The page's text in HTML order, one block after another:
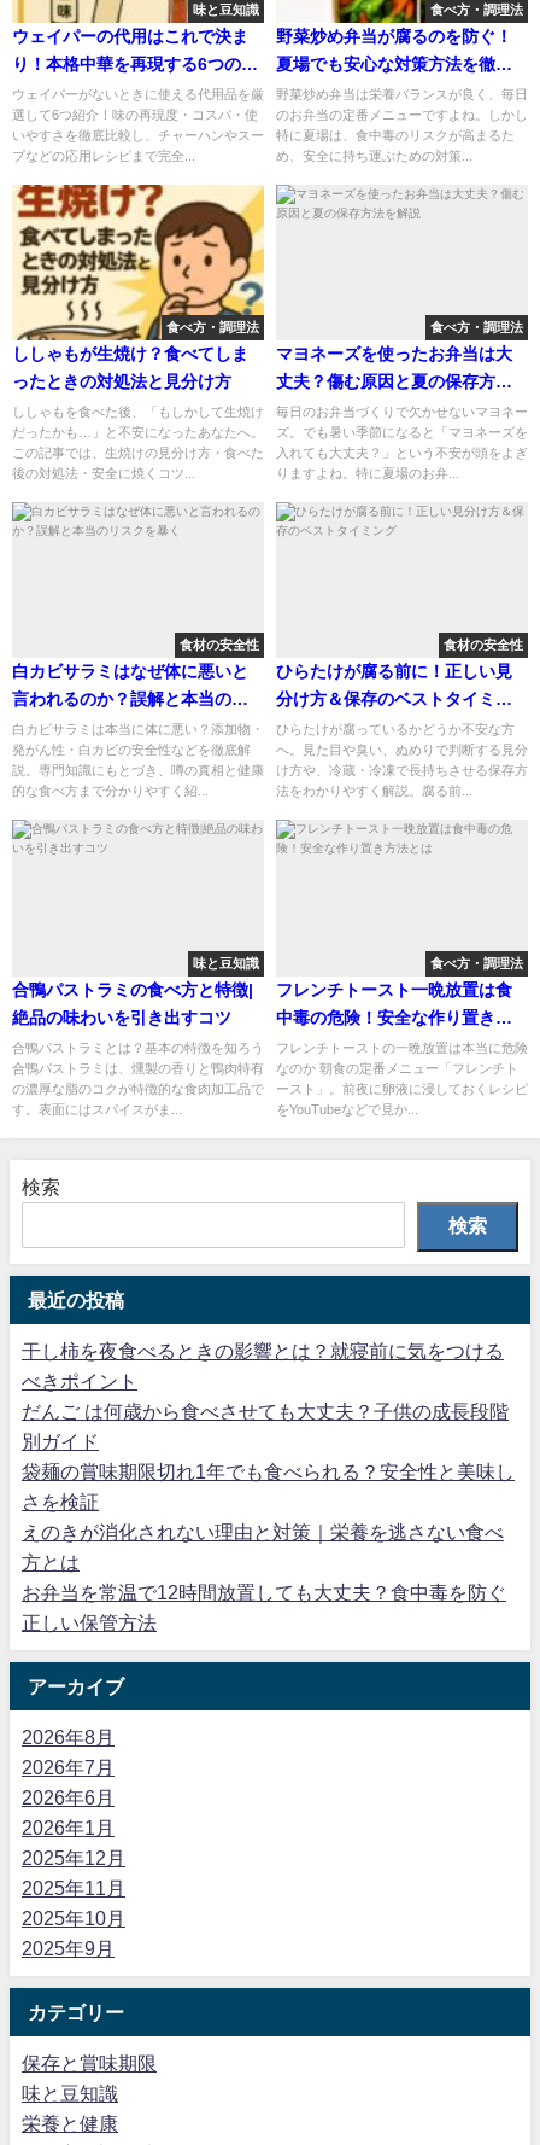
味と豆知識
ウェイパーの代用はこれで決ま
り！本格中華を再現する6つの方
法
ウェイパーがないときに使える代用品を厳
選して6つ紹介！味の再現度・コスパ・使
いやすさを徹底比較し、チャーハンやスー
プなどの応用レシピまで完全...
食べ方・調理法
野菜炒め弁当が腐るのを防ぐ！
夏場でも安心な対策方法を徹底
解説
野菜炒め弁当は栄養バランスが良く、毎日
のお弁当の定番メニューですよね。しかし
特に夏場は、食中毒のリスクが高まるた
め、安全に持ち運ぶための対策...
食べ方・調理法
ししゃもが生焼け？食べてしま
ったときの対処法と見分け方
ししゃもを食べた後、「もしかして生焼け
だったかも…」と不安になったあなたへ。
この記事では、生焼けの見分け方・食べた
後の対処法・安全に焼くコツ...
食べ方・調理法
マヨネーズを使ったお弁当は大
丈夫？傷む原因と夏の保存方法
を解説
毎日のお弁当づくりで欠かせないマヨネー
ズ。でも暑い季節になると「マヨネーズを
入れても大丈夫？」という不安が頭をよぎ
りますよね。特に夏場のお弁...
食材の安全性
白カビサラミはなぜ体に悪いと
言われるのか？誤解と本当のリ
スクを暴く
白カビサラミは本当に体に悪い？添加物・
発がん性・白カビの安全性などを徹底解
説。専門知識にもとづき、噂の真相と健康
的な食べ方まで分かりやすく紹...
食材の安全性
ひらたけが腐る前に！正しい見
分け方＆保存のベストタイミン
グ
ひらたけが腐っているかどうか不安な方
へ。見た目や臭い、ぬめりで判断する見分
け方や、冷蔵・冷凍で長持ちさせる保存方
法をわかりやすく解説。腐る前...
味と豆知識
合鴨パストラミの食べ方と特徴|
絶品の味わいを引き出すコツ
合鴨パストラミとは？基本の特徴を知ろう
合鴨パストラミは、燻製の香りと鴨肉特有
の濃厚な脂のコクが特徴的な食肉加工品で
す。表面にはスパイスがま...
食べ方・調理法
フレンチトースト一晩放置は食
中毒の危険！安全な作り置き方
法とは
フレンチトーストの一晩放置は本当に危険
なのか 朝食の定番メニュー「フレンチト
ースト」。前夜に卵液に浸しておくレシピ
をYouTubeなどで見か...
検索
検索
最近の投稿
干し柿を夜食べるときの影響とは？就寝前に気をつける
べきポイント
だんご は何歳から食べさせても大丈夫？子供の成長段階
別ガイド
袋麺の賞味期限切れ1年でも食べられる？安全性と美味し
さを検証
えのきが消化されない理由と対策｜栄養を逃さない食べ
方とは
お弁当を常温で12時間放置しても大丈夫？食中毒を防ぐ
正しい保管方法
アーカイブ
2026年8月
2026年7月
2026年6月
2026年1月
2025年12月
2025年11月
2025年10月
2025年9月
カテゴリー
保存と賞味期限
味と豆知識
栄養と健康